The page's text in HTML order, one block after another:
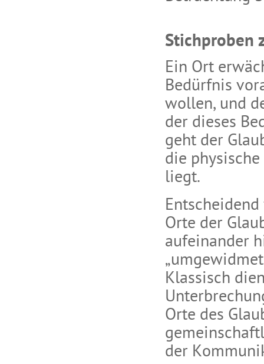
Stichproben
Ein Ort
Bedürfnis
wollen, und
der dieses
geht der
die
liegt.
Orte der
aufeinander
Klassisch
Orte des
der